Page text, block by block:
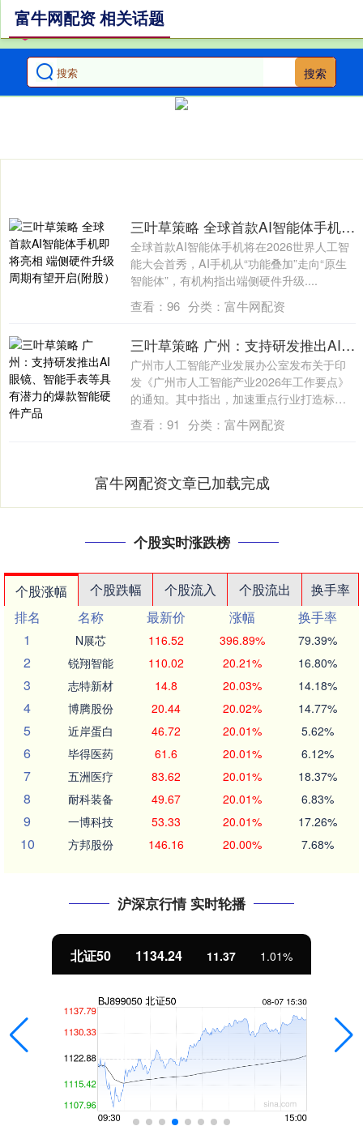
搜索
富牛网配资 相关话题
三叶草策略 全球首款AI智能体手机即将亮相 端侧硬件升级周期有望开启(附股）
全球首款AI智能体手机将在2026世界人工智
能大会首秀，AI手机从“功能叠加”走向“原生
智能体”，有机构指出端侧硬件升级....
查看： 96 分类： 富牛网配资
三叶草策略 广州：支持研发推出AI眼镜、智能手表等具有潜力的爆款智能硬件产品
广州市人工智能产业发展办公室发布关于印
发《广州市人工智能产业2026年工作要点》
的通知。其中指出，加速重点行业打造标杆
应....
查看： 91 分类： 富牛网配资
富牛网配资文章已加载完成
个股实时涨跌榜
个股涨幅 个股跌幅 个股流入 个股流出
换手率
排名
名称 最新价 涨幅
换手率
1
N展芯 116.52 396.89% 79.39%
2 锐翔智能 110.02 20.21% 16.80%
3 志特新材 14.8 20.03% 14.18%
4 博腾股份 20.44 20.02% 14.77%
5 近岸蛋白 46.72 20.01% 5.62%
6 毕得医药 61.6 20.01% 6.12%
7 五洲医疗 83.62 20.01% 18.37%
8 耐科装备 49.67 20.01% 6.83%
9 一博科技 53.33 20.01% 17.26%
10 方邦股份 146.16 20.00% 7.68%
沪深京行情 实时轮播
北证50 1134.24 11.37 1.01%